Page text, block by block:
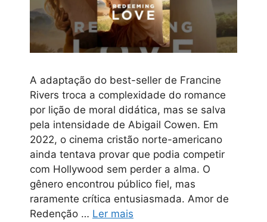
A adaptação do best-seller de Francine
Rivers troca a complexidade do romance
por lição de moral didática, mas se salva
pela intensidade de Abigail Cowen. Em
2022, o cinema cristão norte-americano
ainda tentava provar que podia competir
com Hollywood sem perder a alma. O
gênero encontrou público fiel, mas
raramente crítica entusiasmada. Amor de
Redenção … Ler mais